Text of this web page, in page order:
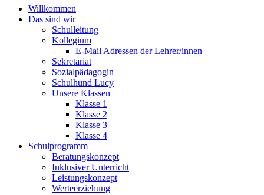
Willkommen
Das sind wir
Schulleitung
Kollegium
E-Mail Adressen der Lehrer/innen
Sekretariat
Sozialpädagogin
Schulhund Lucy
Unsere Klassen
Klasse 1
Klasse 2
Klasse 3
Klasse 4
Schulprogramm
Beratungskonzept
Inklusiver Unterricht
Leistungskonzept
Werteerziehung